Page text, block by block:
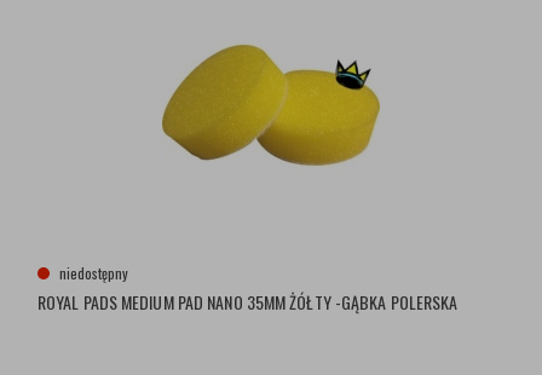
niedostępny
ROYAL PADS MEDIUM PAD NANO 35MM ŻÓŁTY -GĄBKA POLERSKA